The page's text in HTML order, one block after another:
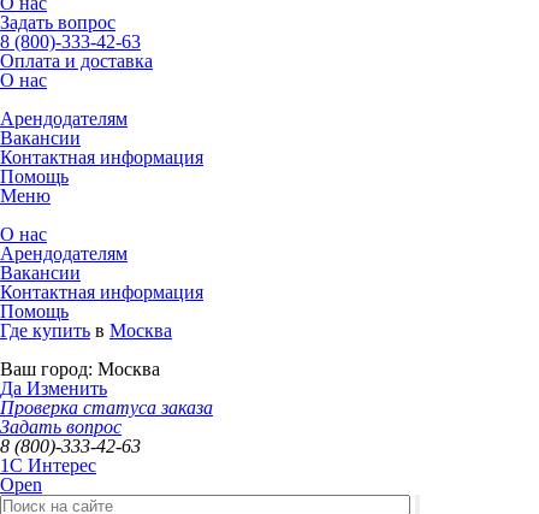
Задать вопрос
8 (800)-333-42-63
Оплата и доставка
О нас
Арендодателям
Вакансии
Контактная информация
Помощь
Меню
О нас
Арендодателям
Вакансии
Контактная информация
Помощь
Где купить в Москва
Ваш город: Москва
Да Изменить
Проверка статуса заказа
Задать вопрос
8 (800)-333-42-63
1C Интерес
Open